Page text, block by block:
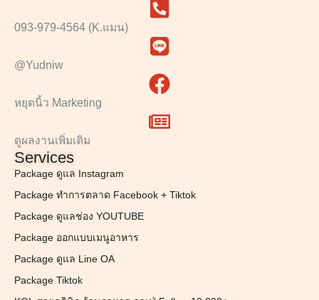
093-979-4564 (K.แมน)
@Yudniw
หยุดนิ้ว Marketing
ดูผลงานเพิ่มเติม
Services
Package ดูแล Instagram
Package ทำการตลาด Facebook + Tiktok
Package ดูแลช่อง YOUTUBE
Package ออกแบบเมนูอาหาร
Package ดูแล Line OA
Package Tiktok